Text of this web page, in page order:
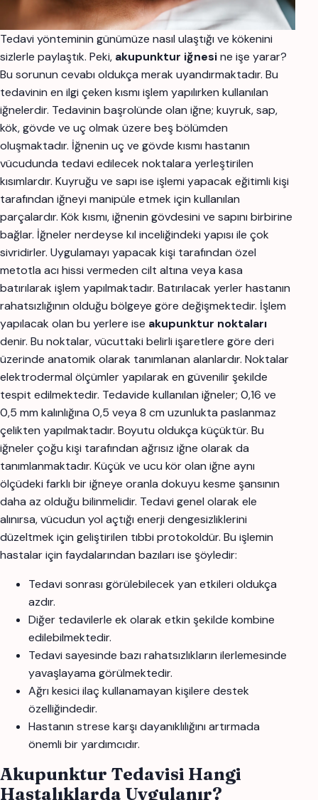
Tedavi yönteminin günümüze nasıl ulaştığı ve kökenini
sizlerle paylaştık. Peki, akupunktur iğnesine işe yarar?
Bu sorunun cevabı oldukça merak uyandırmaktadır. Bu
tedavinin en ilgi çeken kısmı işlem yapılırken kullanılan
iğnelerdir. Tedavinin başrolünde olan iğne; kuyruk, sap,
kök, gövde ve uç olmak üzere beş bölümden
oluşmaktadır. İğnenin uç ve gövde kısmı hastanın
vücudunda tedavi edilecek noktalara yerleştirilen
kısımlardır. Kuyruğu ve sapı ise işlemi yapacak eğitimli kişi
tarafından iğneyi manipüle etmek için kullanılan
parçalardır. Kök kısmı, iğnenin gövdesini ve sapını birbirine
bağlar. İğneler nerdeyse kıl inceliğindeki yapısı ile çok
sivridirler. Uygulamayı yapacak kişi tarafından özel
metotla acı hissi vermeden cilt altına veya kasa
batırılarak işlem yapılmaktadır. Batırılacak yerler hastanın
rahatsızlığının olduğu bölgeye göre değişmektedir. İşlem
yapılacak olan bu yerlere ise akupunktur noktaları
denir. Bu noktalar, vücuttaki belirli işaretlere göre deri
üzerinde anatomik olarak tanımlanan alanlardır. Noktalar
elektrodermal ölçümler yapılarak en güvenilir şekilde
tespit edilmektedir. Tedavide kullanılan iğneler; 0,16 ve
0,5 mm kalınlığına 0,5 veya 8 cm uzunlukta paslanmaz
çelikten yapılmaktadır. Boyutu oldukça küçüktür. Bu
iğneler çoğu kişi tarafından ağrısız iğne olarak da
tanımlanmaktadır. Küçük ve ucu kör olan iğne aynı
ölçüdeki farklı bir iğneye oranla dokuyu kesme şansının
daha az olduğu bilinmelidir. Tedavi genel olarak ele
alınırsa, vücudun yol açtığı enerji dengesizliklerini
düzeltmek için geliştirilen tıbbi protokoldür. Bu işlemin
hastalar için faydalarından bazıları ise şöyledir:
Tedavi sonrası görülebilecek yan etkileri oldukça
azdır.
Diğer tedavilerle ek olarak etkin şekilde kombine
edilebilmektedir.
Tedavi sayesinde bazı rahatsızlıkların ilerlemesinde
yavaşlayama görülmektedir.
Ağrı kesici ilaç kullanamayan kişilere destek
özelliğindedir.
Hastanın strese karşı dayanıklılığını artırmada
önemli bir yardımcıdır.
Akupunktur Tedavisi Hangi
Hastalıklarda Uygulanır?